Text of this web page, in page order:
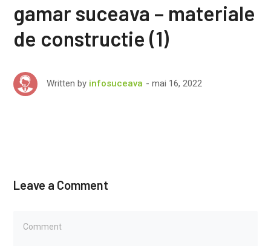
gamar suceava – materiale
de constructie (1)
Written by infosuceava mai 16, 2022
Leave a Comment